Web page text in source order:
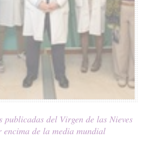
publicadas del Virgen de las Nieves
encima de la media mundial